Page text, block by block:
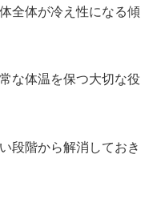
全体が冷え性になる傾
な体温を保つ大切な役
段階から解消しておき